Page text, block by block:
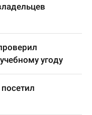
угоду